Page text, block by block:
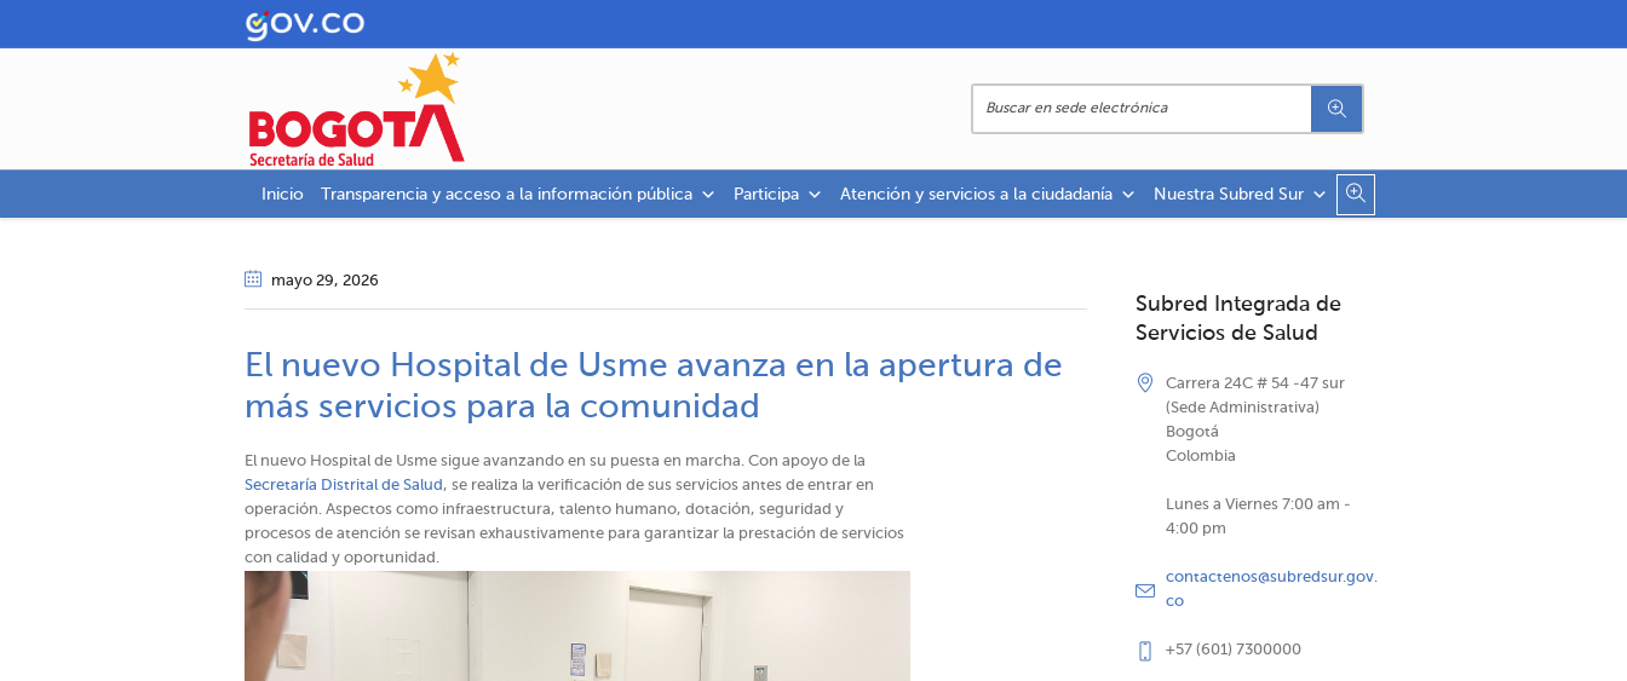
Inicio Transparencia y acceso a la información pública Participa Atención y servicios a la ciudadanía Nuestra Subred Sur
mayo 29, 2026
El nuevo Hospital de Usme avanza en la apertura de
más servicios para la comunidad
El nuevo Hospital de Usme sigue avanzando en su puesta en marcha. Con apoyo de la
Secretaría Distrital de Salud , se realiza la verificación de sus servicios antes de entrar en
operación. Aspectos como infraestructura, talento humano, dotación, seguridad y
procesos de atención se revisan exhaustivamente para garantizar la prestación de servicios
con calidad y oportunidad.
Subred Integrada de
Servicios de Salud
Carrera 24C # 54 -47 sur
(Sede Administrativa)
Bogotá
Colombia
Lunes a Viernes 7:00 am -
4:00 pm
contactenos@subredsur.gov.
co
+57 (601) 7300000